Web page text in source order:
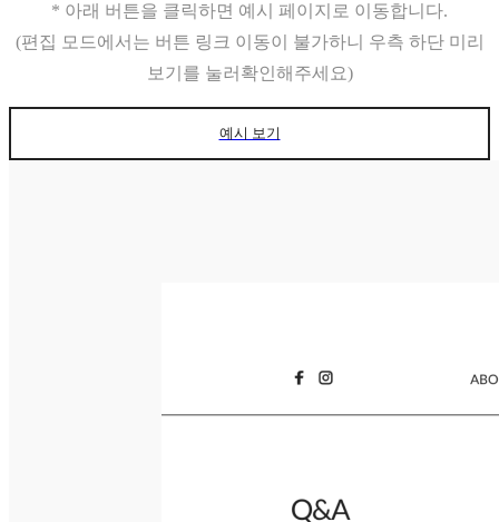
* 아래 버튼을 클릭하면 예시 페이지로 이동합니다.
(편집 모드에서는 버튼 링크 이동이 불가하니 우측 하단 미리
보기를 눌러확인해주세요)
예시 보기